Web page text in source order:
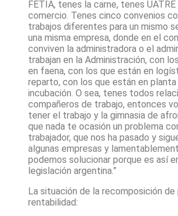
FETIA, tenes la carne, tenes
comercio. Tenes cinco convenios
trabajos diferentes para un mismo
una misma empresa, donde en el
conviven la administradora o el
trabajan en la Administración, con
en faena, con los que están en
reparto, con los que están en planta
incubación. O sea, tenes todos
compañeros de trabajo, entonces
tener el trabajo y la gimnasia de
que nada te ocasión un problema
trabajador, que nos ha pasado y
algunas empresas y
podemos solucionar porque es así
legislación argentina.”
La situación de la recomposición de
rentabilidad: